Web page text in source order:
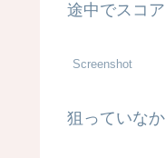
途中でスコ
Screenshot
狙っていな